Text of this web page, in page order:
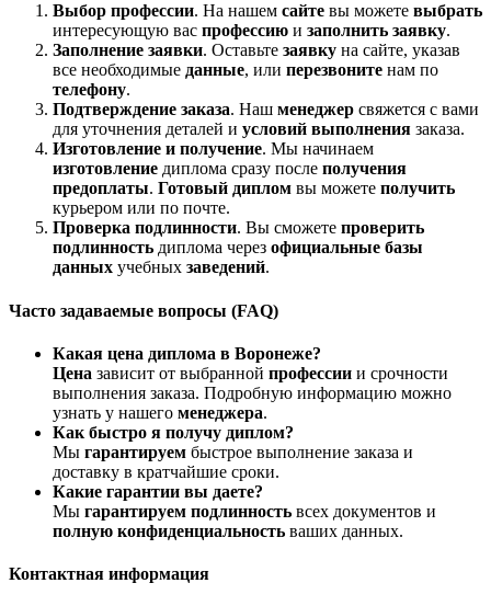
Выбор профессии. На нашем сайте вы можете выбрать
интересующую вас профессию и заполнить заявку.
Заполнение заявки. Оставьте заявку на сайте, указав
все необходимые данные, или перезвоните нам по
телефону.
Подтверждение заказа. Наш менеджер свяжется с вами
для уточнения деталей и условий выполнения заказа.
Изготовление и получение. Мы начинаем
изготовление диплома сразу после получения
предоплаты. Готовый диплом вы можете получить
курьером или по почте.
Проверка подлинности. Вы сможете проверить
подлинность диплома через официальные базы
данных учебных заведений.
Часто задаваемые вопросы (FAQ)
Какая цена диплома в Воронеже?
Цена зависит от выбранной профессии и срочности
выполнения заказа. Подробную информацию можно
узнать у нашего менеджера.
Как быстро я получу диплом?
Мы гарантируем быстрое выполнение заказа и
доставку в кратчайшие сроки.
Какие гарантии вы даете?
Мы гарантируем подлинность всех документов и
полную конфиденциальность ваших данных.
Контактная информация